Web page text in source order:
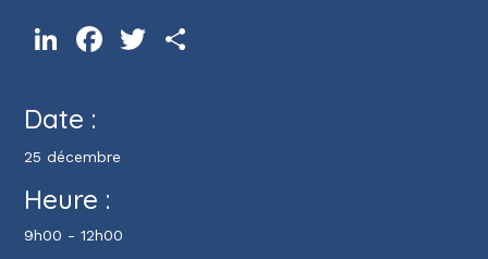
LinkedInFacebookTwitter
Date :
25 décembre
Heure :
9h00 - 12h00